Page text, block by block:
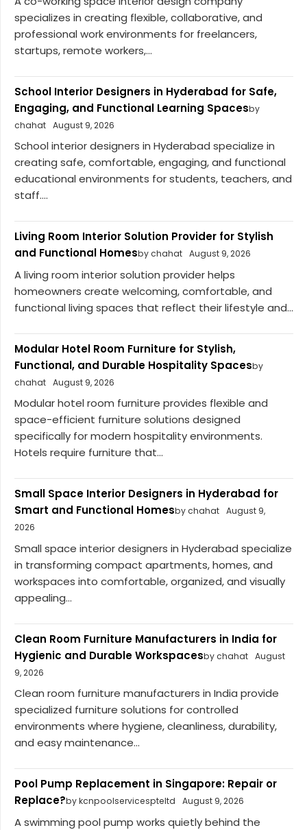
specializes in creating flexible, collaborative, and
professional work environments for freelancers,
startups, remote workers,...
School Interior Designers in Hyderabad for Safe,
Engaging, and Functional Learning Spacesby
chahat August 9, 2026
School interior designers in Hyderabad specialize in
creating safe, comfortable, engaging, and functional
educational environments for students, teachers, and
staff....
Living Room Interior Solution Provider for Stylish
and Functional Homesby chahat August 9, 2026
A living room interior solution provider helps
homeowners create welcoming, comfortable, and
functional living spaces that reflect their lifestyle and...
Modular Hotel Room Furniture for Stylish,
Functional, and Durable Hospitality Spacesby
chahat August 9, 2026
Modular hotel room furniture provides flexible and
space-efficient furniture solutions designed
specifically for modern hospitality environments.
Hotels require furniture that...
Small Space Interior Designers in Hyderabad for
Smart and Functional Homesby chahat August 9,
2026
Small space interior designers in Hyderabad specialize
in transforming compact apartments, homes, and
workspaces into comfortable, organized, and visually
appealing...
Clean Room Furniture Manufacturers in India for
Hygienic and Durable Workspacesby chahat August
9, 2026
Clean room furniture manufacturers in India provide
specialized furniture solutions for controlled
environments where hygiene, cleanliness, durability,
and easy maintenance...
Pool Pump Replacement in Singapore: Repair or
Replace?by kcnpoolservicespteltd August 9, 2026
A swimming pool pump works quietly behind the